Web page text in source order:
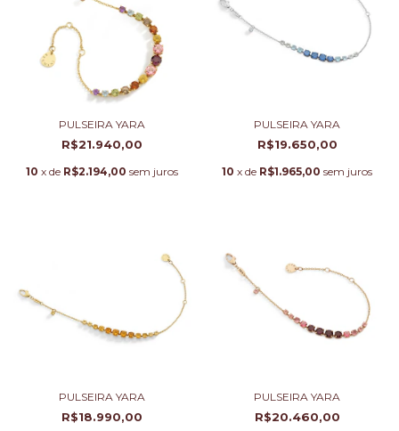
PULSEIRA YARA
R$21.940,00
10 x de R$2.194,00 sem juros
PULSEIRA YARA
R$19.650,00
10 x de R$1.965,00 sem juros
PULSEIRA YARA
R$18.990,00
PULSEIRA YARA
R$20.460,00